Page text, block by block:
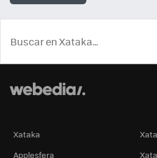
Xataka
Applesfera